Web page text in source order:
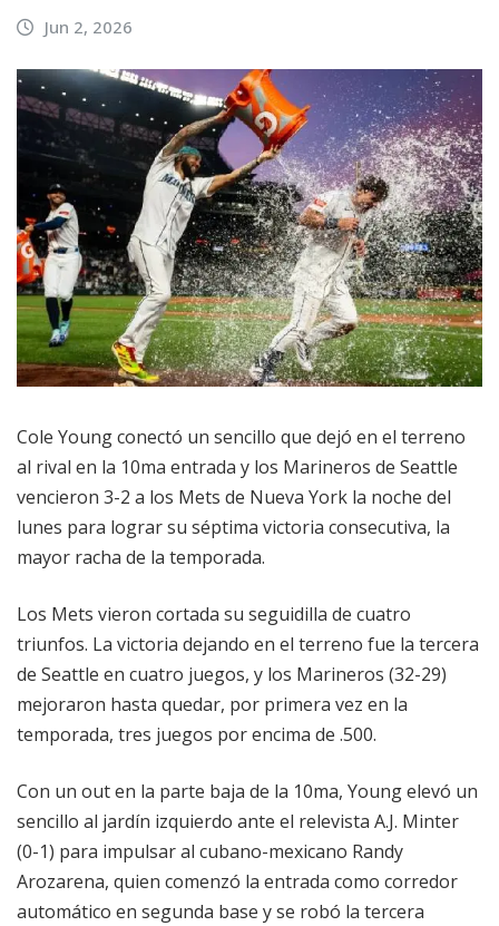
Jun 2, 2026
Cole Young conectó un sencillo que dejó en el terreno
al rival en la 10ma entrada y los Marineros de Seattle
vencieron 3-2 a los Mets de Nueva York la noche del
lunes para lograr su séptima victoria consecutiva, la
mayor racha de la temporada.
Los Mets vieron cortada su seguidilla de cuatro
triunfos. La victoria dejando en el terreno fue la tercera
de Seattle en cuatro juegos, y los Marineros (32-29)
mejoraron hasta quedar, por primera vez en la
temporada, tres juegos por encima de .500.
Con un out en la parte baja de la 10ma, Young elevó un
sencillo al jardín izquierdo ante el relevista A.J. Minter
(0-1) para impulsar al cubano-mexicano Randy
Arozarena, quien comenzó la entrada como corredor
automático en segunda base y se robó la tercera